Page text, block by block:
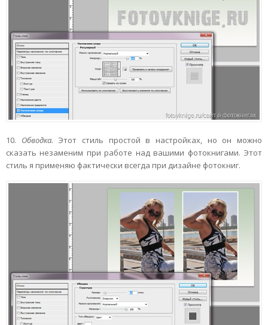
10. Обводка. Этот стиль простой в настройках, но он можно
сказать незаменим при работе над вашими фотокнигами. Этот
стиль я применяю фактически всегда при дизайне фотокниг.